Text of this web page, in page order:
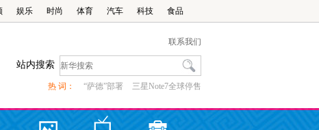
娱乐 时尚 体育 汽车 科技 食品
联系我们
站内搜索
热 词： “萨德”部署 三星Note7全球停售